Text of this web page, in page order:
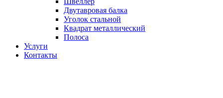
Двутавровая балка
Уголок стальной
Квадрат металлический
Полоса
Услуги
Контакты